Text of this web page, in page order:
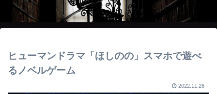
ヒューマンドラマ「ほしのの」スマホで遊べ
るノベルゲーム
2022.11.26